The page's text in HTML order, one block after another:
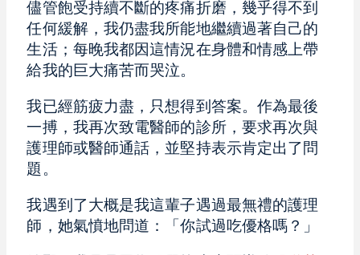
儘管飽受持續不斷的疼痛折磨，幾乎得不到
任何緩解，我仍盡我所能地繼續過著自己的
生活；每晚我都因這情況在身體和情感上帶
給我的巨大痛苦而哭泣。
我已經筋疲力盡，只想得到答案。作為最後
一搏，我再次致電醫師的診所，要求再次與
護理師或醫師通話，並堅持表示肯定出了問
題。
我遇到了大概是我這輩子遇過最無禮的護理
師，她氣憤地問道：「你試過吃優格嗎？」